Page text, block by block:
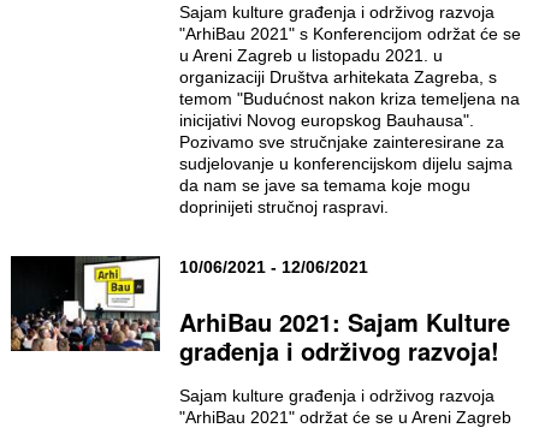
Sajam kulture građenja i održivog razvoja
"ArhiBau 2021" s Konferencijom održat će se
u Areni Zagreb u listopadu 2021. u
organizaciji Društva arhitekata Zagreba, s
temom "Budućnost nakon kriza temeljena na
inicijativi Novog europskog Bauhausa".
Pozivamo sve stručnjake zainteresirane za
sudjelovanje u konferencijskom dijelu sajma
da nam se jave sa temama koje mogu
doprinijeti stručnoj raspravi.
10/06/2021 - 12/06/2021
ArhiBau 2021: Sajam Kulture
građenja i održivog razvoja!
Sajam kulture građenja i održivog razvoja
"ArhiBau 2021" održat će se u Areni Zagreb